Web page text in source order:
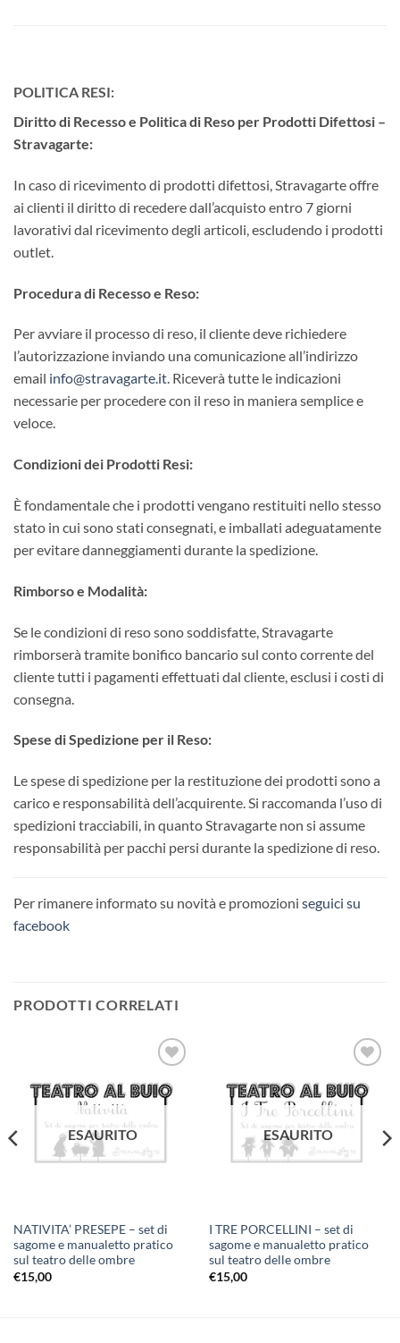
POLITICA RESI:
Diritto di Recesso e Politica di Reso per Prodotti Difettosi –
Stravagarte:
In caso di ricevimento di prodotti difettosi, Stravagarte offre
ai clienti il diritto di recedere dall’acquisto entro 7 giorni
lavorativi dal ricevimento degli articoli, escludendo i prodotti
outlet.
Procedura di Recesso e Reso:
Per avviare il processo di reso, il cliente deve richiedere
l’autorizzazione inviando una comunicazione all’indirizzo
email info@stravagarte.it. Riceverà tutte le indicazioni
necessarie per procedere con il reso in maniera semplice e
veloce.
Condizioni dei Prodotti Resi:
È fondamentale che i prodotti vengano restituiti nello stesso
stato in cui sono stati consegnati, e imballati adeguatamente
per evitare danneggiamenti durante la spedizione.
Rimborso e Modalità:
Se le condizioni di reso sono soddisfatte, Stravagarte
rimborserà tramite bonifico bancario sul conto corrente del
cliente tutti i pagamenti effettuati dal cliente, esclusi i costi di
consegna.
Spese di Spedizione per il Reso:
Le spese di spedizione per la restituzione dei prodotti sono a
carico e responsabilità dell’acquirente. Si raccomanda l’uso di
spedizioni tracciabili, in quanto Stravagarte non si assume
responsabilità per pacchi persi durante la spedizione di reso.
Per rimanere informato su novità e promozioni seguici su
facebook
PRODOTTI CORRELATI
alla lista
dei
ESAURITO
NATIVITA’ PRESEPE – set di
sagome e manualetto pratico
sul teatro delle ombre
€15,00
alla lista
dei
desideri
ESAURITO
I TRE PORCELLINI – set di
sagome e manualetto pratico
sul teatro delle ombre
€15,00